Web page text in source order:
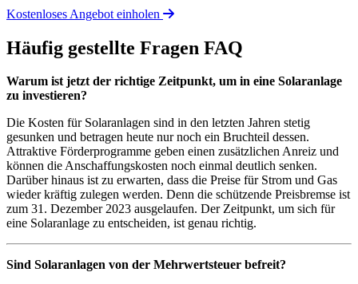
Kostenloses Angebot einholen
Häufig gestellte Fragen FAQ
Warum ist jetzt der richtige Zeitpunkt, um in eine Solaranlage
zu investieren?
Die Kosten für Solaranlagen sind in den letzten Jahren stetig
gesunken und betragen heute nur noch ein Bruchteil dessen.
Attraktive Förderprogramme geben einen zusätzlichen Anreiz und
können die Anschaffungskosten noch einmal deutlich senken.
Darüber hinaus ist zu erwarten, dass die Preise für Strom und Gas
wieder kräftig zulegen werden. Denn die schützende Preisbremse ist
zum 31. Dezember 2023 ausgelaufen. Der Zeitpunkt, um sich für
eine Solaranlage zu entscheiden, ist genau richtig.
Sind Solaranlagen von der Mehrwertsteuer befreit?